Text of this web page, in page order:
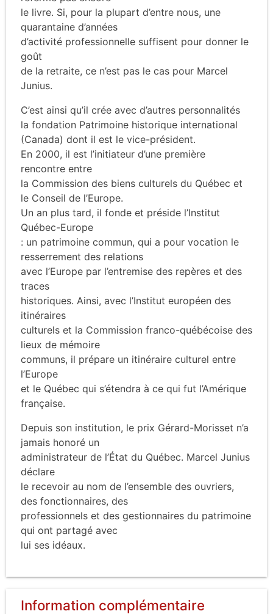
le livre. Si, pour la plupart d’entre nous, une
quarantaine d’années
d’activité professionnelle suffisent pour donner le
goût
de la retraite, ce n’est pas le cas pour Marcel
Junius.
C’est ainsi qu’il crée avec d’autres personnalités
la fondation Patrimoine historique international
(Canada) dont il est le vice-président.
En 2000, il est l’initiateur d’une première
rencontre entre
la Commission des biens culturels du Québec et
le Conseil de l’Europe.
Un an plus tard, il fonde et préside l’Institut
Québec-Europe
: un patrimoine commun, qui a pour vocation le
resserrement des relations
avec l’Europe par l’entremise des repères et des
traces
historiques. Ainsi, avec l’Institut européen des
itinéraires
culturels et la Commission franco-québécoise des
lieux de mémoire
communs, il prépare un itinéraire culturel entre
l’Europe
et le Québec qui s’étendra à ce qui fut l’Amérique
française.
Depuis son institution, le prix Gérard-Morisset n’a
jamais honoré un
administrateur de l’État du Québec. Marcel Junius
déclare
le recevoir au nom de l’ensemble des ouvriers,
des fonctionnaires, des
professionnels et des gestionnaires du patrimoine
qui ont partagé avec
lui ses idéaux.
Information complémentaire